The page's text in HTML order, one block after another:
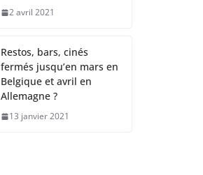
2 avril 2021
Restos, bars, cinés
fermés jusqu’en mars en
Belgique et avril en
Allemagne ?
13 janvier 2021